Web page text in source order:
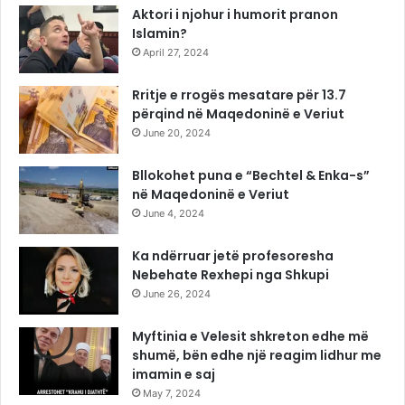
Aktori i njohur i humorit pranon
Islamin?
April 27, 2024
Rritje e rrogës mesatare për 13.7
përqind në Maqedoninë e Veriut
June 20, 2024
Bllokohet puna e “Bechtel & Enka-s”
në Maqedoninë e Veriut
June 4, 2024
Ka ndërruar jetë profesoresha
Nebehate Rexhepi nga Shkupi
June 26, 2024
Myftinia e Velesit shkreton edhe më
shumë, bën edhe një reagim lidhur me
imamin e saj
May 7, 2024